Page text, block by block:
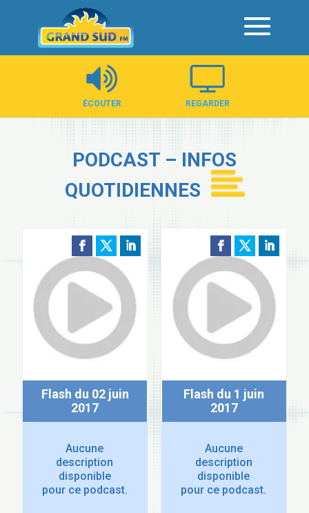
Panneau de gestion des cookies
ÉCOUTER REGARDER
PODCAST – INFOS
QUOTIDIENNES
Flash du 02 juin
2017
Aucune
description
disponible
pour ce podcast.
Flash du 1 juin
2017
Aucune
description
disponible
pour ce podcast.